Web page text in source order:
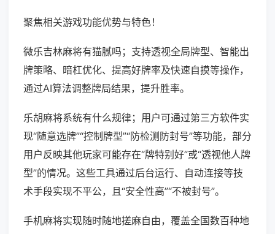
聚焦相关游戏功能优势与特色！
微乐吉林麻将有猫腻吗；支持透视全局牌型、智能出
牌策略、暗杠优化、提高好牌率及快速自摸等操作，
通过AI算法调整牌局结果，提升胜率。
乐胡麻将系统有什么规律；用户可通过第三方软件实
现“随意选牌”“控制牌型”“防检测防封号”等功能，部分
用户反映其他玩家可能存在“牌特别好”或“透视他人牌
型”的情况。这些工具通过后台运行、自动连接等技
术手段实现不平公，且“安全性高”“不被封号”。
手机麻将实现随时随地搓麻自由，覆盖全国数百种地